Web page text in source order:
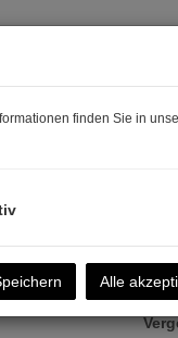
finden Sie in
Alle